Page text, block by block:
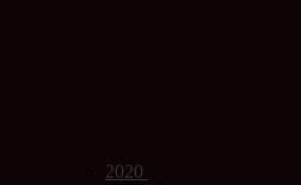
2020